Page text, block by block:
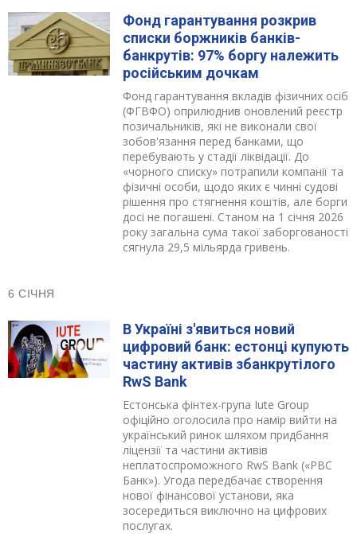
Фонд гарантування розкрив
списки боржників банків-
банкрутів: 97% боргу належить
російським дочкам
Фонд гарантування вкладів фізичних осіб
(ФГВФО) оприлюднив оновлений реєстр
позичальників, які не виконали свої
зобов'язання перед банками, що
перебувають у стадії ліквідації. До
«чорного списку» потрапили компанії та
фізичні особи, щодо яких є чинні судові
рішення про стягнення коштів, але борги
досі не погашені. Станом на 1 січня 2026
року загальна сума такої заборгованості
сягнула 29,5 мільярда гривень.
6 СІЧНЯ
В Україні з'явиться новий
цифровий банк: естонці купують
частину активів збанкрутілого
RwS Bank
Естонська фінтех-група Iute Group
офіційно оголосила про намір вийти на
український ринок шляхом придбання
ліцензії та частини активів
неплатоспроможного RwS Bank («РВС
Банк»). Угода передбачає створення
нової фінансової установи, яка
зосередиться виключно на цифрових
послугах.